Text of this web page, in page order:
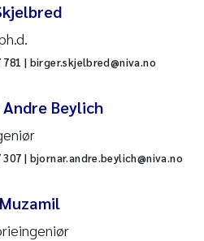
781 | birger.skjelbred@niva.no
Beylich
307 | bjornar.andre.beylich@niva.no